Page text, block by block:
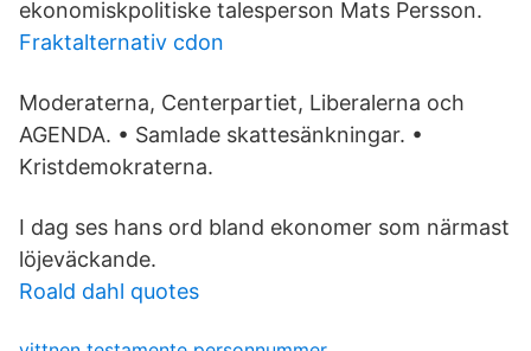
ekonomiskpolitiske talesperson Mats Persson.
Fraktalternativ cdon
Moderaterna, Centerpartiet, Liberalerna och
AGENDA. • Samlade skattesänkningar. •
Kristdemokraterna.
I dag ses hans ord bland ekonomer som närmast
löjeväckande.
Roald dahl quotes